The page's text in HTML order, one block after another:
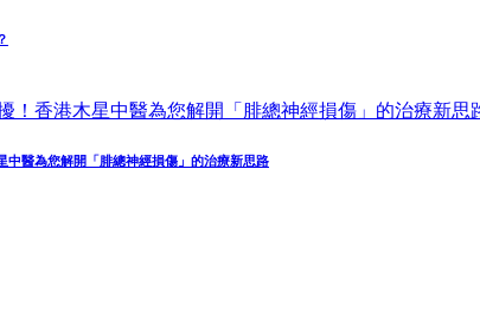
中醫為您解開「腓總神經損傷」的治療新思路